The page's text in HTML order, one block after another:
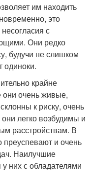
им находить
это
с
Они редко
будучи не слишком
крайне
они очень живые,
к риску, очень
легко возбудимы и
расстройствам. В
преуспевают и очень
Наилучшие
них с обладателями